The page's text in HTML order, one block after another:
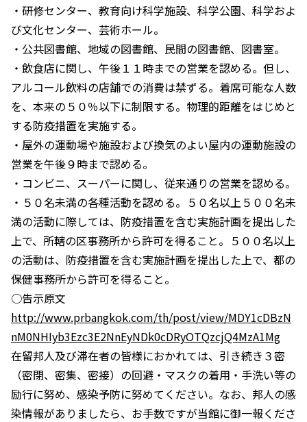
・研修センター、教育向け科学施設、科学公園、科学およ
び文化センター、芸術ホール。
・公共図書館、地域の図書館、民間の図書館、図書室。
・飲食店に関し、午後１１時までの営業を認める。但し、
アルコール飲料の店舗での消費は禁ずる。着席可能な人数
を、本来の５０％以下に制限する。物理的距離をはじめと
する防疫措置を実施する。
・屋外の運動場や施設および換気のよい屋内の運動施設の
営業を午後９時まで認める。
・コンビニ、スーパーに関し、従来通りの営業を認める。
・５０名未満の各種活動を認める。５０名以上５００名未
満の活動に際しては、防疫措置を含む実施計画を提出した
上で、所轄の区事務所から許可を得ること。５００名以上
の活動は、防疫措置を含む実施計画を提出した上で、都の
保健事務所から許可を得ること。
○告示原文
http://www.prbangkok.com/th/post/view/MDY1cDBzN
nM0NHIyb3Ezc3E2NnEyNDk0cDRyOTQzcjQ4MzA1Mg
在留邦人及び滞在者の皆様におかれては、引き続き３密
（密閉、密集、密接）の回避・マスクの着用・手洗い等の
励行に努め、感染予防に努めてください。なお、邦人の感
染情報がありましたら、お手数ですが当館に御一報くださ